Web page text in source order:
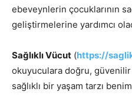
ebeveynlerin çocuklarının
geliştirmelerine yardımcı
Sağlıklı Vücut (https://
okuyuculara doğru,
sağlıklı bir yaşam tarzı